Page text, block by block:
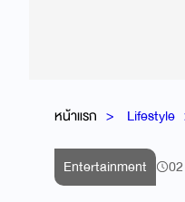
หน้าแรก Lifestyle
Entertainment